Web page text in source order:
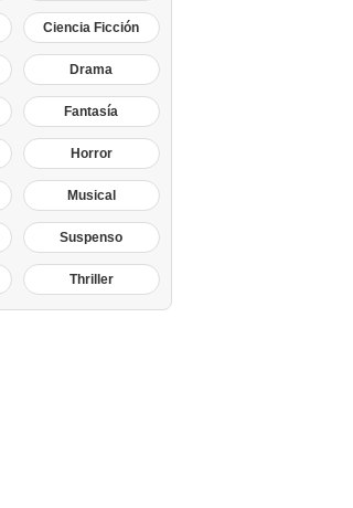
Ciencia Ficción
Drama
Fantasía
Horror
Musical
Suspenso
Thriller